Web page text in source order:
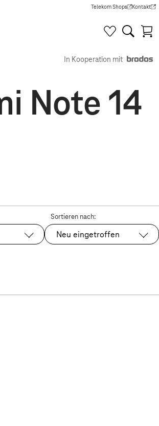
Telekom Shops
(Wird in einem neuen Tab
Kontakt
(Wird in
In Kooperation mit
Note 14
Sortieren nach:
Ausgewählt:
Neu eingetroffen